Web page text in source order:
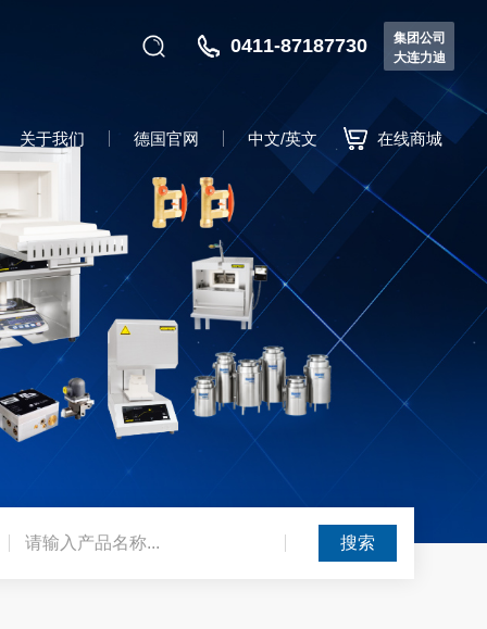
集团公司
大连力迪
0411-87187730
关于我们 德国官网 中文/英文 在线商城